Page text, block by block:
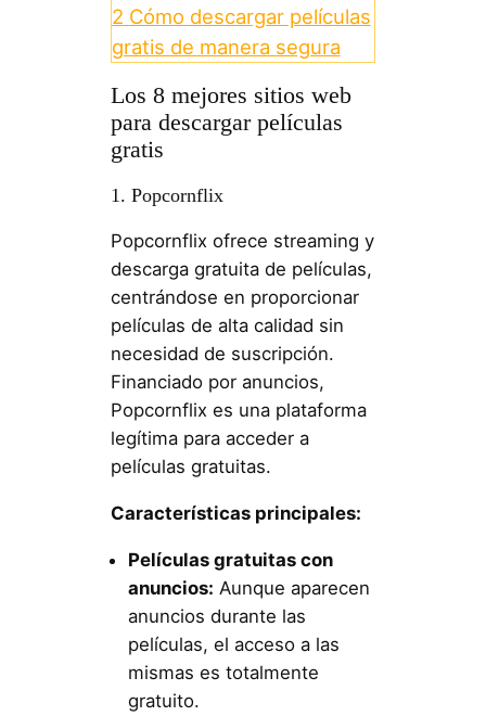
2 Cómo descargar películas
gratis de manera segura
Los 8 mejores sitios web
para descargar películas
gratis
1. Popcornflix
Popcornflix ofrece streaming y
descarga gratuita de películas,
centrándose en proporcionar
películas de alta calidad sin
necesidad de suscripción.
Financiado por anuncios,
Popcornflix es una plataforma
legítima para acceder a
películas gratuitas.
Características principales:
Películas gratuitas con
anuncios: Aunque aparecen
anuncios durante las
películas, el acceso a las
mismas es totalmente
gratuito.